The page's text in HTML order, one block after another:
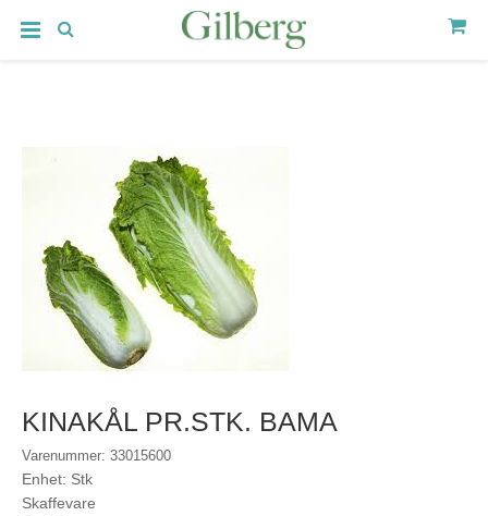
KINAKÅL PR.STK. BAMA
Varenummer: 33015600
Enhet: Stk
Skaffevare